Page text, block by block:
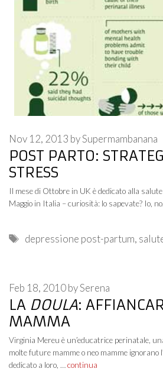
POST PARTO:
STRESS
Nov 12, 2013 bySupermambanana
Il mese di Ottobre in UK è dedicato alla
Maggio in Italia – curiosità: lo sapevate? Io, no.
Tags
depressione post-partum,
LA DOULA:
MAMMA
Feb 18, 2010bySerena
Virginia Mereu è un’educatrice perinatale,
molte future mamme o neo mamme ignorano
dedicato a loro, … continua